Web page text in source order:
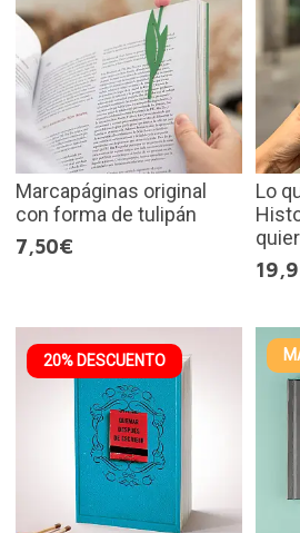
Marcapáginas original
con forma de tulipán
7,50€
Lo
20% DESCUENTO